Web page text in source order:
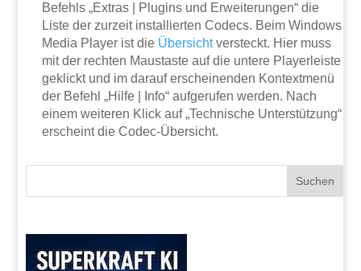
Befehls „Extras | Plugins und Erweiterungen“ die
Liste der zurzeit installierten Codecs. Beim Windows
Media Player ist die Übersichtversteckt. Hier muss
mit der rechten Maustaste auf die untere Playerleiste
geklickt und im darauf erscheinenden Kontextmenü
der Befehl „Hilfe | Info“ aufgerufen werden. Nach
einem weiteren Klick auf „Technische Unterstützung“
erscheint die Codec-Übersicht.